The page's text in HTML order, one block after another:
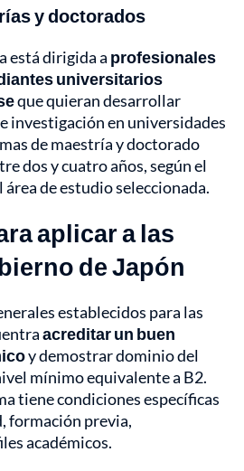
y doctorados
está dirigida a profesionales
universitarios
que quieran desarrollar
investigación en universidades
de maestría y doctorado
dos y cuatro años, según el
de estudio seleccionada.
aplicar a las
de Japón
establecidos para las
acreditar un buen
y demostrar dominio del
mínimo equivalente a B2.
tiene condiciones específicas
formación previa,
académicos.